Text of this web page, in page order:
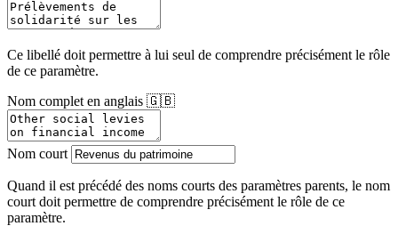
Ce libellé doit permettre à lui seul de comprendre précisément le rôle
de ce paramètre.
Nom complet en anglais 🇬🇧
Nom court
Quand il est précédé des noms courts des paramètres parents, le nom
court doit permettre de comprendre précisément le rôle de ce
paramètre.